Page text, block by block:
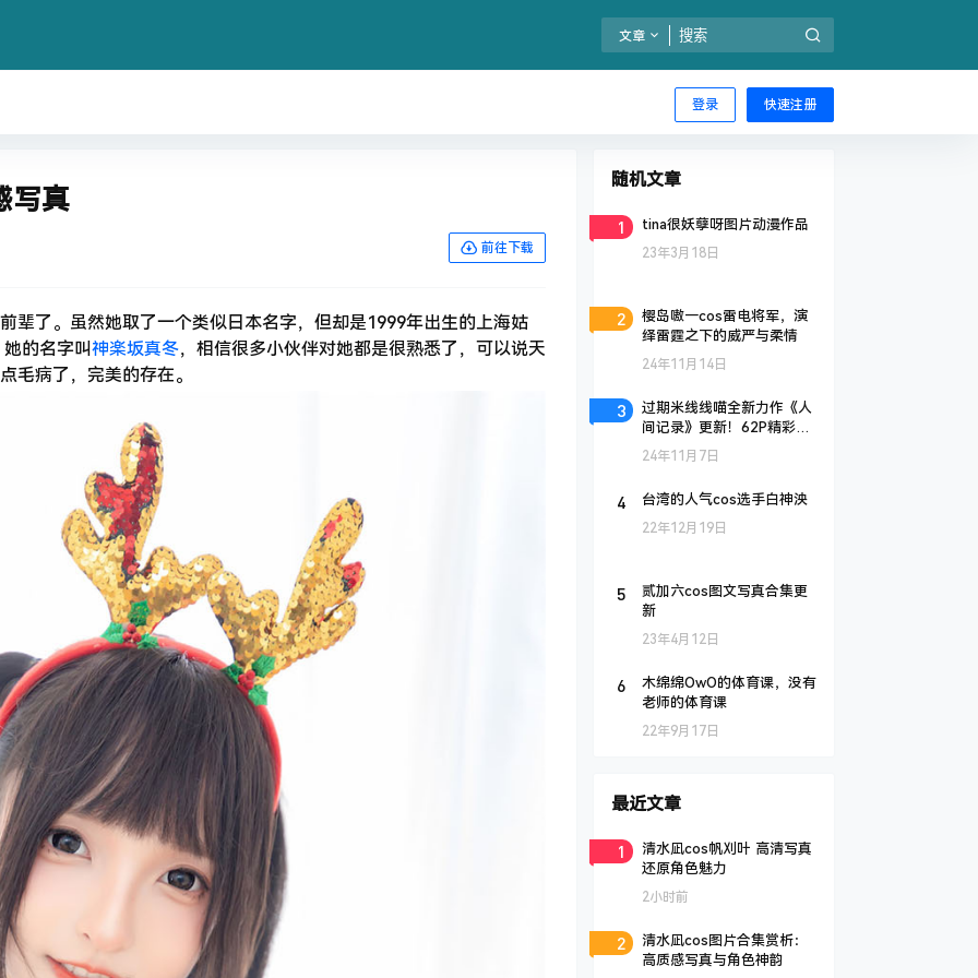
文章
登录 快速注册
写真
前往下载
辈了。虽然她取了一个类似日本名字，但却是1999年出生的上海姑
的名字叫神楽坂真冬，相信很多小伙伴对她都是很熟悉了，可以说天
毛病了，完美的存在。
随机文章
1 tina很妖孽呀图片动漫作品
23年3月18日
2
樱岛嗷一cos雷电将军，演
绎雷霆之下的威严与柔情
24年11月14日
3
过期米线线喵全新力作《人
间记录》更新！62P精彩呈
现
24年11月7日
4 台湾的人气cos选手白神泱
22年12月19日
5
贰加六cos图文写真合集更
新
23年4月12日
6
木绵绵OwO的体育课，没有
老师的体育课
22年9月17日
最近文章
1
清水凪cos帆刈叶 高清写真
还原角色魅力
2小时前
2
清水凪cos图片合集赏析：
高质感写真与角色神韵